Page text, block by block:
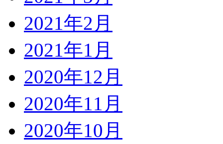
2021年2月
2021年1月
2020年12月
2020年11月
2020年10月